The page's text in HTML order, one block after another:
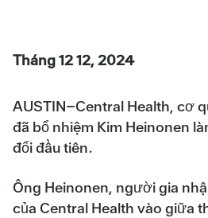
Tháng 12 12, 2024
AUSTIN–Central Health, cơ
đã bổ nhiệm Kim Heinonen
đổi đầu tiên.
Ông Heinonen, người gia
của Central Health vào giữa